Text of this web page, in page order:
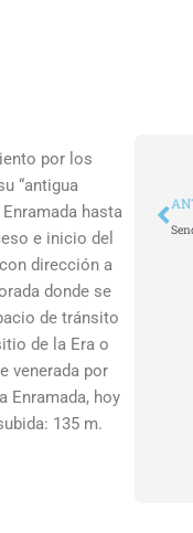
por los
“antigua
hasta
e inicio del
dirección a
donde se
de tránsito
de la Era o
venerada por
Enramada, hoy
135 m.